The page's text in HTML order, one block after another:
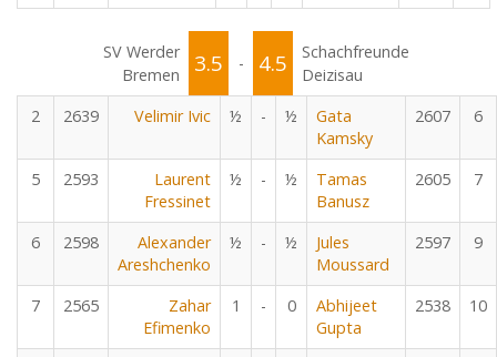
SV Werder
Bremen
3.5 - 4.5
Schachfreunde
Deizisau
2
2639 Velimir Ivic ½ - ½
Gata
Kamsky
2607 6
5 2593
Laurent
Fressinet
½ - ½
Tamas
Banusz
2605 7
6 2598
Alexander
Areshchenko
½ - ½
Jules
Moussard
2597 9
7 2565
Zahar
Efimenko
1 - 0
Abhijeet
Gupta
2538 10